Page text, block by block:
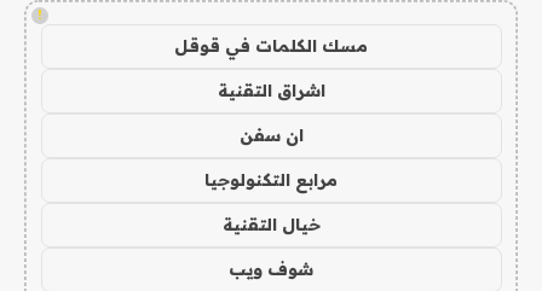
!
مسك الكلمات في قوقل
اشراق التقنية
ان سفن
مرابع التكنولوجيا
خيال التقنية
شوف ويب